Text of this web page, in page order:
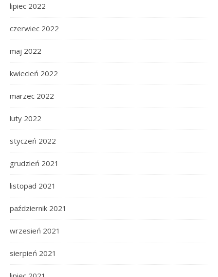
lipiec 2022
czerwiec 2022
maj 2022
kwiecień 2022
marzec 2022
luty 2022
styczeń 2022
grudzień 2021
listopad 2021
październik 2021
wrzesień 2021
sierpień 2021